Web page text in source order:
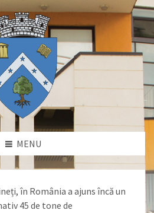
MENU
în România a ajuns încă un
45 de tone de